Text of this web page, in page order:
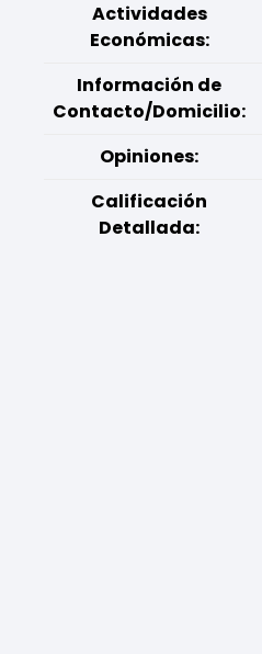
Actividades
Económicas:
Información de
Contacto/Domicilio:
Opiniones:
Calificación
Detallada: